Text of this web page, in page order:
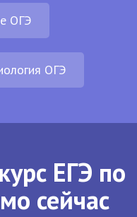
ОГЭ
ОГЭ
ЕГЭ по
сейчас